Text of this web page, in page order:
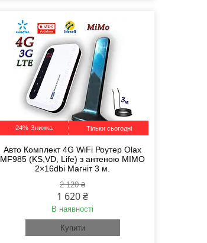
–24% Тільки сьогодні
Авто Комплект 4G WiFi Роутер Olax
MF985 (KS,VD, Life) з антеною MIMO
2×16dbi Магніт 3 м.
2 120 ₴
1 620 ₴
В наявності
Купити